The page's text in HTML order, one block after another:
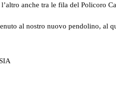
anche tra le fila del Policoro
al nostro nuovo pendolino, al